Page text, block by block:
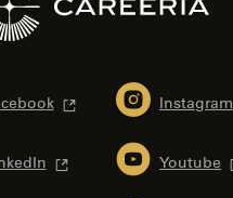
Instagram
Youtube